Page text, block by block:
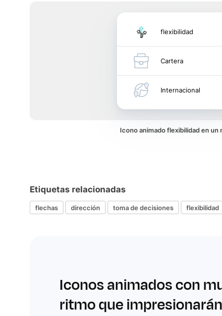
flexibilidad
Cartera
Internacional
Icono animado flexibilidad en un
Etiquetas relacionadas
flechas dirección toma de decisiones flexibilidad
Iconos animados con
ritmo que